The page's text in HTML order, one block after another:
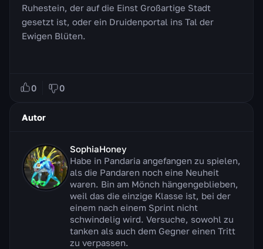
Ruhestein, der auf die Einst Großartige Stadt
gesetzt ist, oder ein Druidenportal ins Tal der
Ewigen Blüten.
0 0
Autor
SophiaHoney
Habe in Pandaria angefangen zu spielen,
als die Pandaren noch eine Neuheit
waren. Bin am Mönch hängengeblieben,
weil das die einzige Klasse ist, bei der
einem nach einem Sprint nicht
schwindelig wird. Versuche, sowohl zu
tanken als auch dem Gegner einen Tritt
zu verpassen.